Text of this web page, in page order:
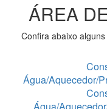
ÁREA
Confira abaixo
Água/Aquecedor/